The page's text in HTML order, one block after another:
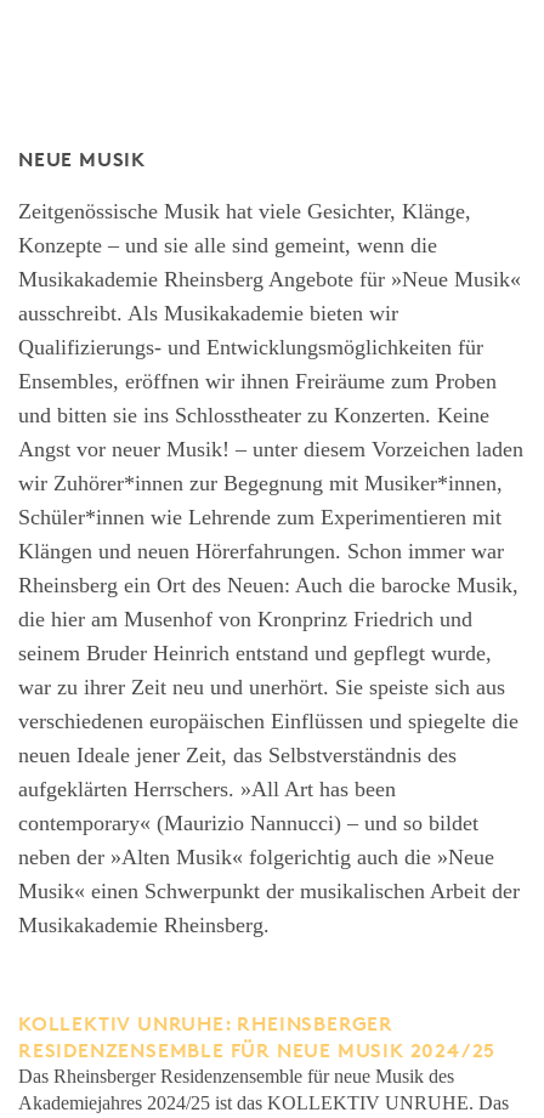
NEUE MUSIK
Zeitgenössische Musik hat viele Gesichter, Klänge,
Konzepte – und sie alle sind gemeint, wenn die
Musikakademie Rheinsberg Angebote für »Neue Musik«
ausschreibt. Als Musikakademie bieten wir
Qualifizierungs- und Entwicklungsmöglichkeiten für
Ensembles, eröffnen wir ihnen Freiräume zum Proben
und bitten sie ins Schlosstheater zu Konzerten. Keine
Angst vor neuer Musik! – unter diesem Vorzeichen laden
wir Zuhörer*innen zur Begegnung mit Musiker*innen,
Schüler*innen wie Lehrende zum Experimentieren mit
Klängen und neuen Hörerfahrungen. Schon immer war
Rheinsberg ein Ort des Neuen: Auch die barocke Musik,
die hier am Musenhof von Kronprinz Friedrich und
seinem Bruder Heinrich entstand und gepflegt wurde,
war zu ihrer Zeit neu und unerhört. Sie speiste sich aus
verschiedenen europäischen Einflüssen und spiegelte die
neuen Ideale jener Zeit, das Selbstverständnis des
aufgeklärten Herrschers. »All Art has been
contemporary« (Maurizio Nannucci) – und so bildet
neben der »Alten Musik« folgerichtig auch die »Neue
Musik« einen Schwerpunkt der musikalischen Arbeit der
Musikakademie Rheinsberg.
KOLLEKTIV UNRUHE: RHEINSBERGER
RESIDENZENSEMBLE FÜR NEUE MUSIK 2024/25
Das Rheinsberger Residenzensemble für neue Musik des
Akademiejahres 2024/25 ist das KOLLEKTIV UNRUHE. Das